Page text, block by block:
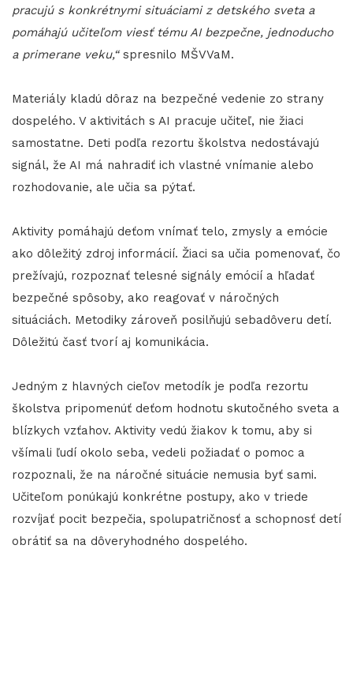
pracujú s konkrétnymi situáciami z detského sveta a
pomáhajú učiteľom viesť tému AI bezpečne, jednoducho
a primerane veku,“ spresnilo MŠVVaM.
Materiály kladú dôraz na bezpečné vedenie zo strany
dospelého. V aktivitách s AI pracuje učiteľ, nie žiaci
samostatne. Deti podľa rezortu školstva nedostávajú
signál, že AI má nahradiť ich vlastné vnímanie alebo
rozhodovanie, ale učia sa pýtať.
Aktivity pomáhajú deťom vnímať telo, zmysly a emócie
ako dôležitý zdroj informácií. Žiaci sa učia pomenovať, čo
prežívajú, rozpoznať telesné signály emócií a hľadať
bezpečné spôsoby, ako reagovať v náročných
situáciách. Metodiky zároveň posilňujú sebadôveru detí.
Dôležitú časť tvorí aj komunikácia.
Jedným z hlavných cieľov metodík je podľa rezortu
školstva pripomenúť deťom hodnotu skutočného sveta a
blízkych vzťahov. Aktivity vedú žiakov k tomu, aby si
všímali ľudí okolo seba, vedeli požiadať o pomoc a
rozpoznali, že na náročné situácie nemusia byť sami.
Učiteľom ponúkajú konkrétne postupy, ako v triede
rozvíjať pocit bezpečia, spolupatričnosť a schopnosť detí
obrátiť sa na dôveryhodného dospelého.